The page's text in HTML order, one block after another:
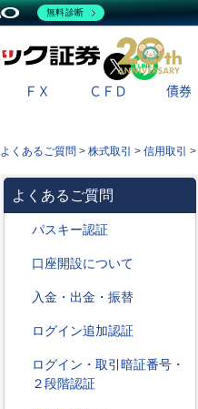
X
ＦＸ ＣＦＤ 債券
よくあるご質問 > 株式取引 > 信用取引 >
よくあるご質問
パスキー認証
口座開設について
入金・出金・振替
ログイン追加認証
ログイン・取引暗証番号・
２段階認証
無料診断